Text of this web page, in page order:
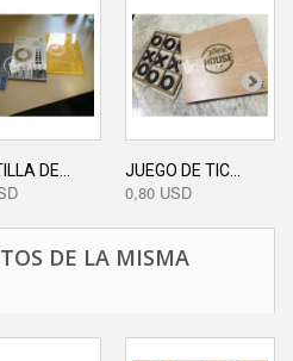
DE... JUEGO DE TIC...
0,80 USD
DE LA MISMA